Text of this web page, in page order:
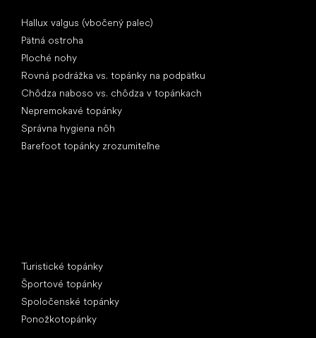
Hallux valgus (vbočený palec)
Pätná ostroha
Ploché nohy
Rovná podrážka vs. topánky na podpätku
Chôdza naboso vs. chôdza v topánkach
Nepremokavé topánky
Správna hygiena nôh
Barefoot topánky zrozumiteľne
Turistické topánky
Športové topánky
Spoločenské topánky
Ponožkotopánky